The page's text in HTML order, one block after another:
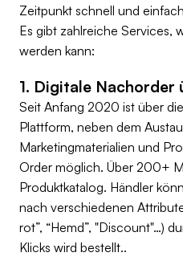
Zeitpunkt schnell und
Es gibt zahlreiche Services,
werden kann:
1. Digitale Nachorder
Seit Anfang 2020 ist über
Plattform, neben dem
Marketingmaterialien und
Order möglich. Über 200+
Produktkatalog. Händler
nach verschiedenen
rot”, “Hemd”, "Discount"…)
Klicks wird bestellt..